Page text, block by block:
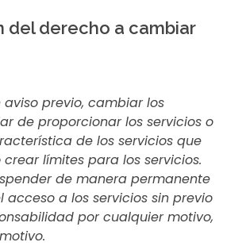
del derecho a cambiar
aviso previo, cambiar los
de proporcionar los servicios o
de los servicios que
límites para los servicios.
de manera permanente
acceso a los servicios sin previo
por cualquier motivo,